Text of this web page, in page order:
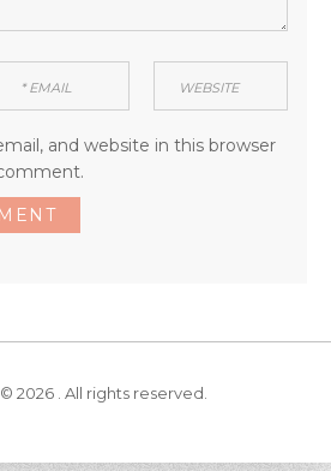
and website in this browser
2026 . All rights reserved.